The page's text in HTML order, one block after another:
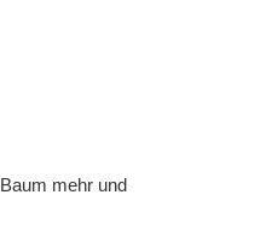
mehr und